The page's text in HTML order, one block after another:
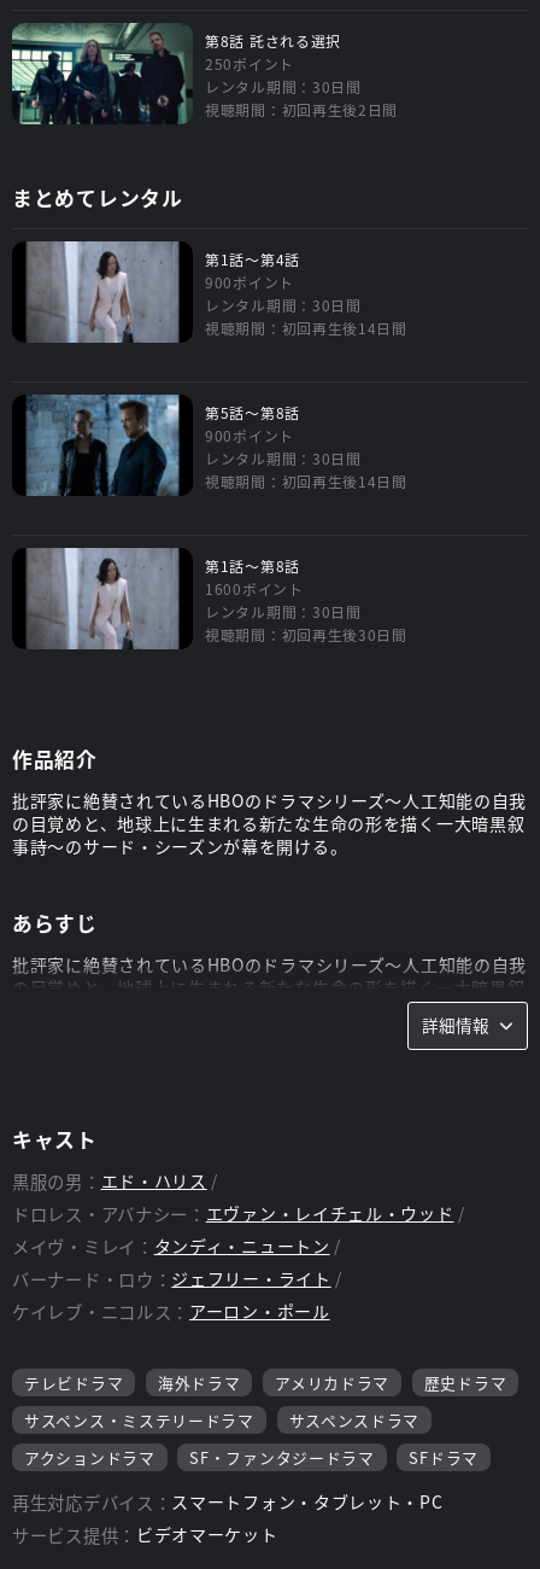
第8話 託される選択
250ポイント
レンタル期間：30日間
視聴期間：初回再生後2日間
まとめてレンタル
第1話～第4話
900ポイント
レンタル期間：30日間
視聴期間：初回再生後14日間
第5話～第8話
900ポイント
レンタル期間：30日間
視聴期間：初回再生後14日間
第1話～第8話
1600ポイント
レンタル期間：30日間
視聴期間：初回再生後30日間
作品紹介
批評家に絶賛されているHBOのドラマシリーズ～人工知能の自我
の目覚めと、地球上に生まれる新たな生命の形を描く一大暗黒叙
事詩～のサード・シーズンが幕を開ける。
あらすじ
批評家に絶賛されているHBOのドラマシリーズ～人工知能の自我
の目覚めと、地球上に生まれる新たな生命の形を描く一大暗黒叙
事詩～のサード・シーズンが幕を開ける。ジョナサン・ノーラン
とリサ・ジョイによってTVドラマ化され、エミー賞(R)にノミネ
ートされたHBOのSFドラマシリーズ「ウエストワールド」が、
ルの姿をしている正体不明のホストは、新たな一歩を踏み出す。
彼らはテーマパークの外で“現実世界”を探検し、解放された今、
自分が何になるのかを探求する。約8時間のエピソードのサー
ド・シーズンを通じて、ドロレスは人類との戦争に備え、バーナ
ードは必死に彼女を止めようとする。一方、メイヴは馴染みの者
たちと再びチームを組む。そして、その誰もが、外の世界は予想
していた通り欺瞞と変えられない運命に満ちていると気づく。エ
ヴァン・レイチェル・ウッド、タンディ・ニュートン、エド・ハ
カッセルが加わる。「ウエストワールド」はサード・シーズンで
もスリリングで紆余曲折のある展開が続き、人間の本質や自由意
思、そして人間の根源とは何かという難題を突きつける。
詳細情報
キャスト
黒服の男： エド・ハリス
ドロレス・アバナシー： エヴァン・レイチェル・ウッド
メイヴ・ミレイ： タンディ・ニュートン
バーナード・ロウ： ジェフリー・ライト
ケイレブ・ニコルス： アーロン・ポール
テレビドラマ 海外ドラマ アメリカドラマ
歴史ドラマ
サスペンス・ミステリードラマ
サスペンスドラマ
アクションドラマ
SF・ファンタジードラマ SFドラマ
再生対応デバイス： スマートフォン・タブレット・PC
サービス提供： ビデオマーケット